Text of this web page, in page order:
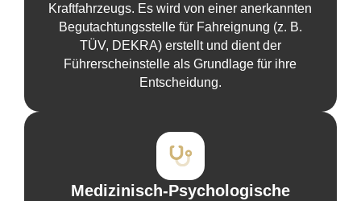
Kraftfahrzeugs. Es wird von einer anerkannten
Begutachtungsstelle für Fahreignung (z. B.
TÜV, DEKRA) erstellt und dient der
Führerscheinstelle als Grundlage für ihre
Entscheidung.
Medizinisch-Psychologische